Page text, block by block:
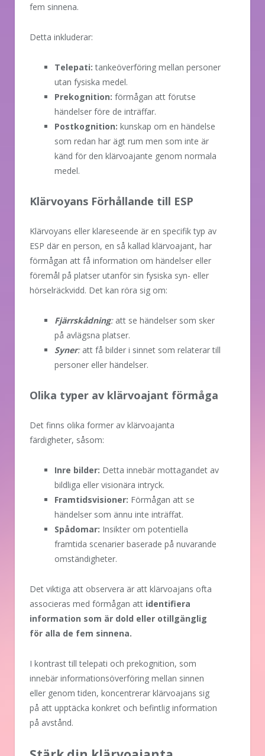
fem sinnena.
Detta inkluderar:
Telepati: tankeöverföring mellan personer
utan fysiska medel.
Prekognition: förmågan att förutse
händelser före de inträffar.
Postkognition: kunskap om en händelse
som redan har ägt rum men som inte är
känd för den klärvoajante genom normala
medel.
Klärvoyans Förhållande till ESP
Klärvoyans eller klareseende är en specifik typ av
ESP där en person, en så kallad klärvoajant, har
förmågan att få information om händelser eller
föremål på platser utanför sin fysiska syn- eller
hörselräckvidd. Det kan röra sig om:
Fjärrskådning:att se händelser som sker
på avlägsna platser.
Syner:att få bilder i sinnet som relaterar till
personer eller händelser.
Olika typer av klärvoajant förmåga
Det finns olika former av klärvoajanta
färdigheter, såsom:
Inre bilder: Detta innebär mottagandet av
bildliga eller visionära intryck.
Framtidsvisioner: Förmågan att se
händelser som ännu inte inträffat.
Spådomar: Insikter om potentiella
framtida scenarier baserade på nuvarande
omständigheter.
Det viktiga att observera är att klärvoajans ofta
associeras med förmågan att identifiera
information som är dold eller otillgänglig
för alla de fem sinnena.
I kontrast till telepati och prekognition, som
innebär informationsöverföring mellan sinnen
eller genom tiden, koncentrerar klärvoajans sig
på att upptäcka konkret och befintlig information
på avstånd.